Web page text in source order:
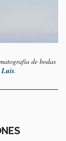
de bodas
Luis.